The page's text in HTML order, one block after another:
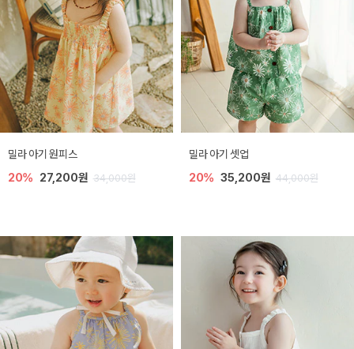
밀라 아기 원피스
20% 27,200원 34,000원
밀라 아기 셋업
20% 35,200원 44,000원